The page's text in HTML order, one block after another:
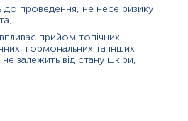
крові витримати максимально
крові бажано поїти чистою
до 150-200 мл протягом 30 хв).
маніпуляцій.
до проведення, не несе ризику
прийом топічних
гормональних та інших
не залежить від стану шкіри,